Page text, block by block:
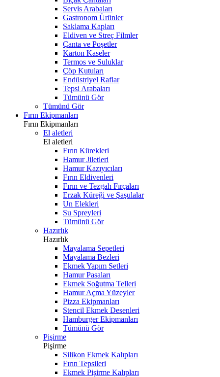
Servis Arabaları
Gastronom Ürünler
Saklama Kapları
Eldiven ve Streç Filmler
Çanta ve Poşetler
Karton Kaseler
Termos ve Suluklar
Çöp Kutuları
Endüstriyel Raflar
Tepsi Arabaları
Tümünü Gör
Tümünü Gör
Fırın Ekipmanları
Fırın Ekipmanları
El aletleri
El aletleri
Fırın Kürekleri
Hamur Jiletleri
Hamur Kazıyıcıları
Fırın Eldivenleri
Fırın ve Tezgah Fırçaları
Erzak Küreği ve Şaşulalar
Un Elekleri
Su Spreyleri
Tümünü Gör
Hazırlık
Hazırlık
Mayalama Sepetleri
Mayalama Bezleri
Ekmek Yapım Setleri
Hamur Pasaları
Ekmek Soğutma Telleri
Hamur Açma Yüzeyler
Pizza Ekipmanları
Stencil Ekmek Desenleri
Hamburger Ekipmanları
Tümünü Gör
Pişirme
Pişirme
Silikon Ekmek Kalıpları
Fırın Tepsileri
Ekmek Pişirme Kalıpları